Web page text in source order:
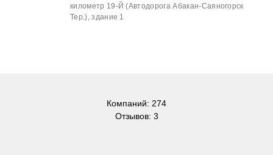
километр 19-Й (Автодорога Абакан-Саяногорск
Тер.), здание 1
Компаний: 274
Отзывов: 3